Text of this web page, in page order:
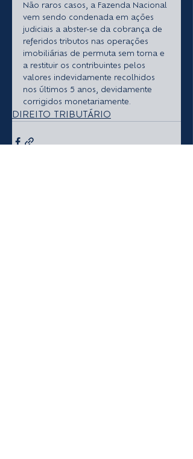
Não raros casos, a Fazenda Nacional
vem sendo condenada em ações
judiciais a abster-se da cobrança de
referidos tributos nas operações
imobiliárias de permuta sem torna e
a restituir os contribuintes pelos
valores indevidamente recolhidos
nos últimos 5 anos, devidamente
corrigidos monetariamente.
DIREITO TRIBUTÁRIO